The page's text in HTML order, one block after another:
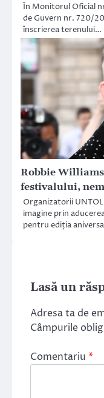
În Monitorul Oficial
de Guvern nr. 720/
înscrierea terenului…
Robbie
festivalului,
Organizatorii
imagine prin
pentru ediția
Lasă un
Adresa ta de
Câmpurile
Comentariu *